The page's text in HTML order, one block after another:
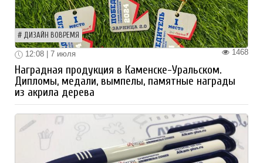
ДИЗАЙН ВОВРЕМЯ
1468
12:08 | 7 июля
Наградная продукция в Каменске-Уральском.
Дипломы, медали, вымпелы, памятные награды
из акрила дерева